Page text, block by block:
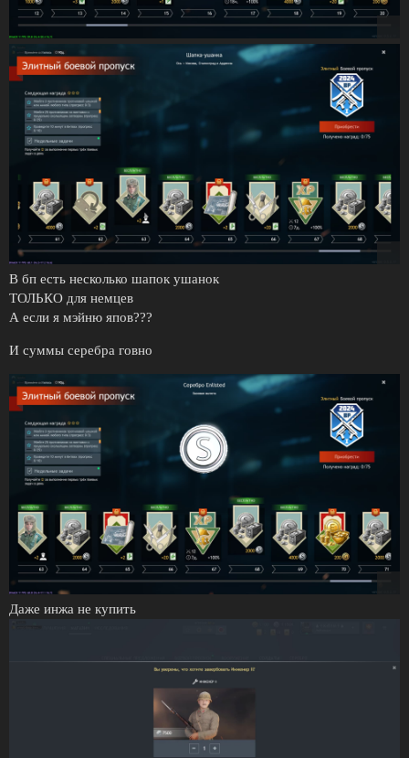
В бп есть несколько шапок ушанок
ТОЛЬКО для немцев
А если я мэйню япов???
И суммы серебра говно
Даже инжа не купить